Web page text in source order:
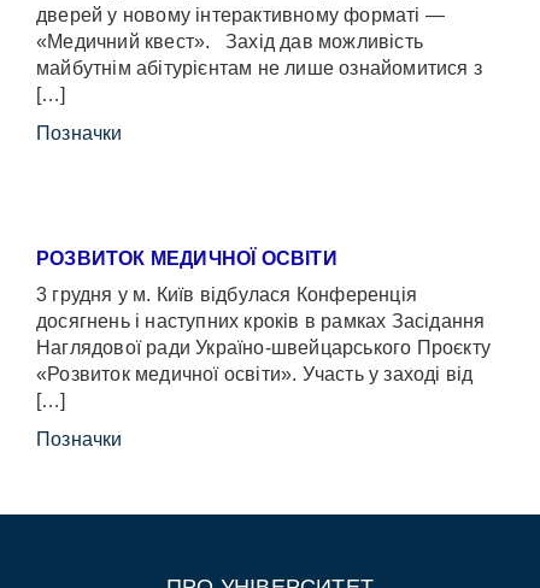
дверей у новому інтерактивному форматі —
«Медичний квест». Захід дав можливість
майбутнім абітурієнтам не лише ознайомитися з
[…]
Позначки
РОЗВИТОК МЕДИЧНОЇ ОСВІТИ
3 грудня у м. Київ відбулася Конференція
досягнень і наступних кроків в рамках Засідання
Наглядової ради Україно-швейцарського Проєкту
«Розвиток медичної освіти». Участь у заході від
[…]
Позначки